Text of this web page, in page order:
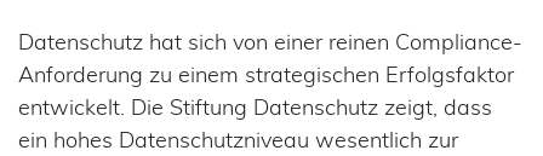
Datenschutz hat sich von einer reinen Compliance-
Anforderung zu einem strategischen Erfolgsfaktor
entwickelt. Die Stiftung Datenschutz zeigt, dass
ein hohes Datenschutzniveau wesentlich zur